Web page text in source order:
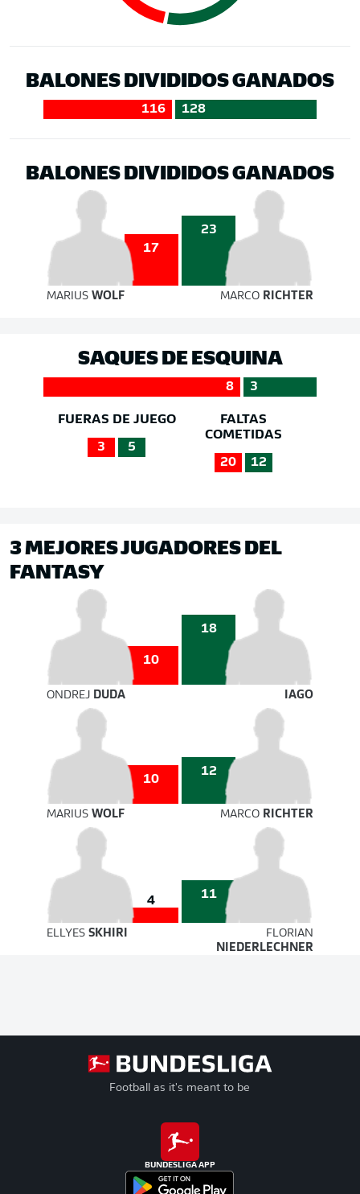
BALONES DIVIDIDOS GANADOS
116 128
BALONES DIVIDIDOS GANADOS
17
23
MARIUS WOLF MARCO RICHTER
SAQUES DE ESQUINA
8 3
FUERAS DE JUEGO
3 5
FALTAS
COMETIDAS
20 12
3 MEJORES JUGADORES DEL
FANTASY
10
18
ONDREJ DUDA IAGO
10
12
MARIUS WOLF MARCO RICHTER
4 11
ELLYES SKHIRI
FLORIAN
NIEDERLECHNER
Football as it's meant to be
BUNDESLIGA APP